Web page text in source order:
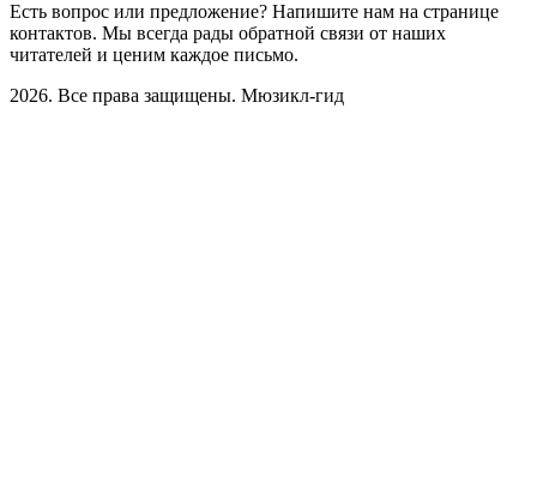
Есть вопрос или предложение? Напишите нам на странице
контактов. Мы всегда рады обратной связи от наших
читателей и ценим каждое письмо.
2026. Все права защищены. Мюзикл-гид